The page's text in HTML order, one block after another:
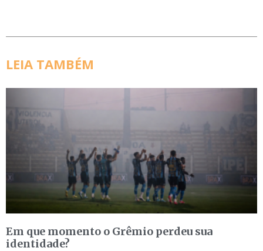
LEIA TAMBÉM
Em que momento o Grêmio perdeu sua
identidade?